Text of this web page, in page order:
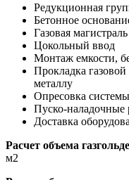
Редукционная
Бетонное
Газовая магистраль
Цокольный ввод
Монтаж емкости,
Прокладка
металлу
Опресовка системы
Пуско-наладочные
Доставка
Расчет объема
м2